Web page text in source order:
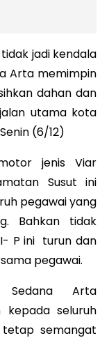
tidak jadi kendala
Arta memimpin
dahan dan
utama kota
(6/12)
jenis Viar
Susut ini
pegawai yang
Bahkan tidak
P ini turun dan
pegawai.
Sedana Arta
kepada seluruh
tetap semangat